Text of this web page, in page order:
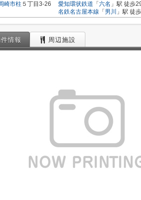
崎市柱 ５丁目3-26
愛知環状鉄道 「 六名 」駅 徒歩
名鉄名古屋本線 「 男川 」駅 徒
情報 周辺施設